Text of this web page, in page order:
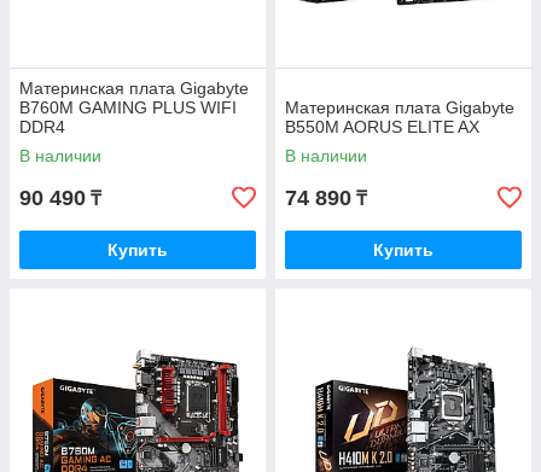
Материнская плата Gigabyte
B760M GAMING PLUS WIFI
DDR4
В наличии
90 490 ₸
Купить
Материнская плата Gigabyte
B550M AORUS ELITE AX
В наличии
74 890 ₸
Купить